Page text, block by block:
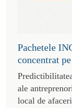
Pachetele
concentrat
ale
local de